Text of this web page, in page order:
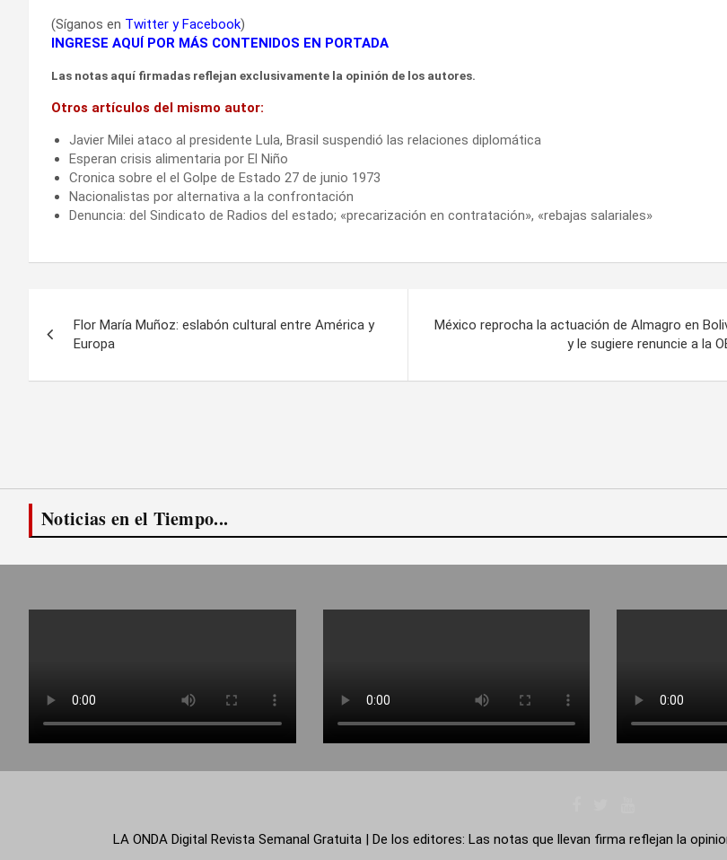
(Síganos en Twitter yFacebook)
INGRESE AQUÍ POR MÁS CONTENIDOS EN PORTADA
Las notas aquí firmadas reflejan exclusivamente la opinión de los autores.
Otros artículos del mismo autor:
Javier Milei ataco al presidente Lula, Brasil suspendió las relaciones diplomática
Esperan crisis alimentaria por El Niño
Cronica sobre el el Golpe de Estado 27 de junio 1973
Nacionalistas por alternativa a la confrontación
Denuncia: del Sindicato de Radios del estado; «precarización en contratación», «rebajas salariales»
de
entradas
Flor María Muñoz: eslabón cultural entre América y
Europa
México reprocha la actuación de Almagro en
y le sugiere renuncie a la
Noticias en el Tiempo...
LA ONDA Digital Revista Semanal Gratuita | De los editores: Las notas que llevan firma reflejan la